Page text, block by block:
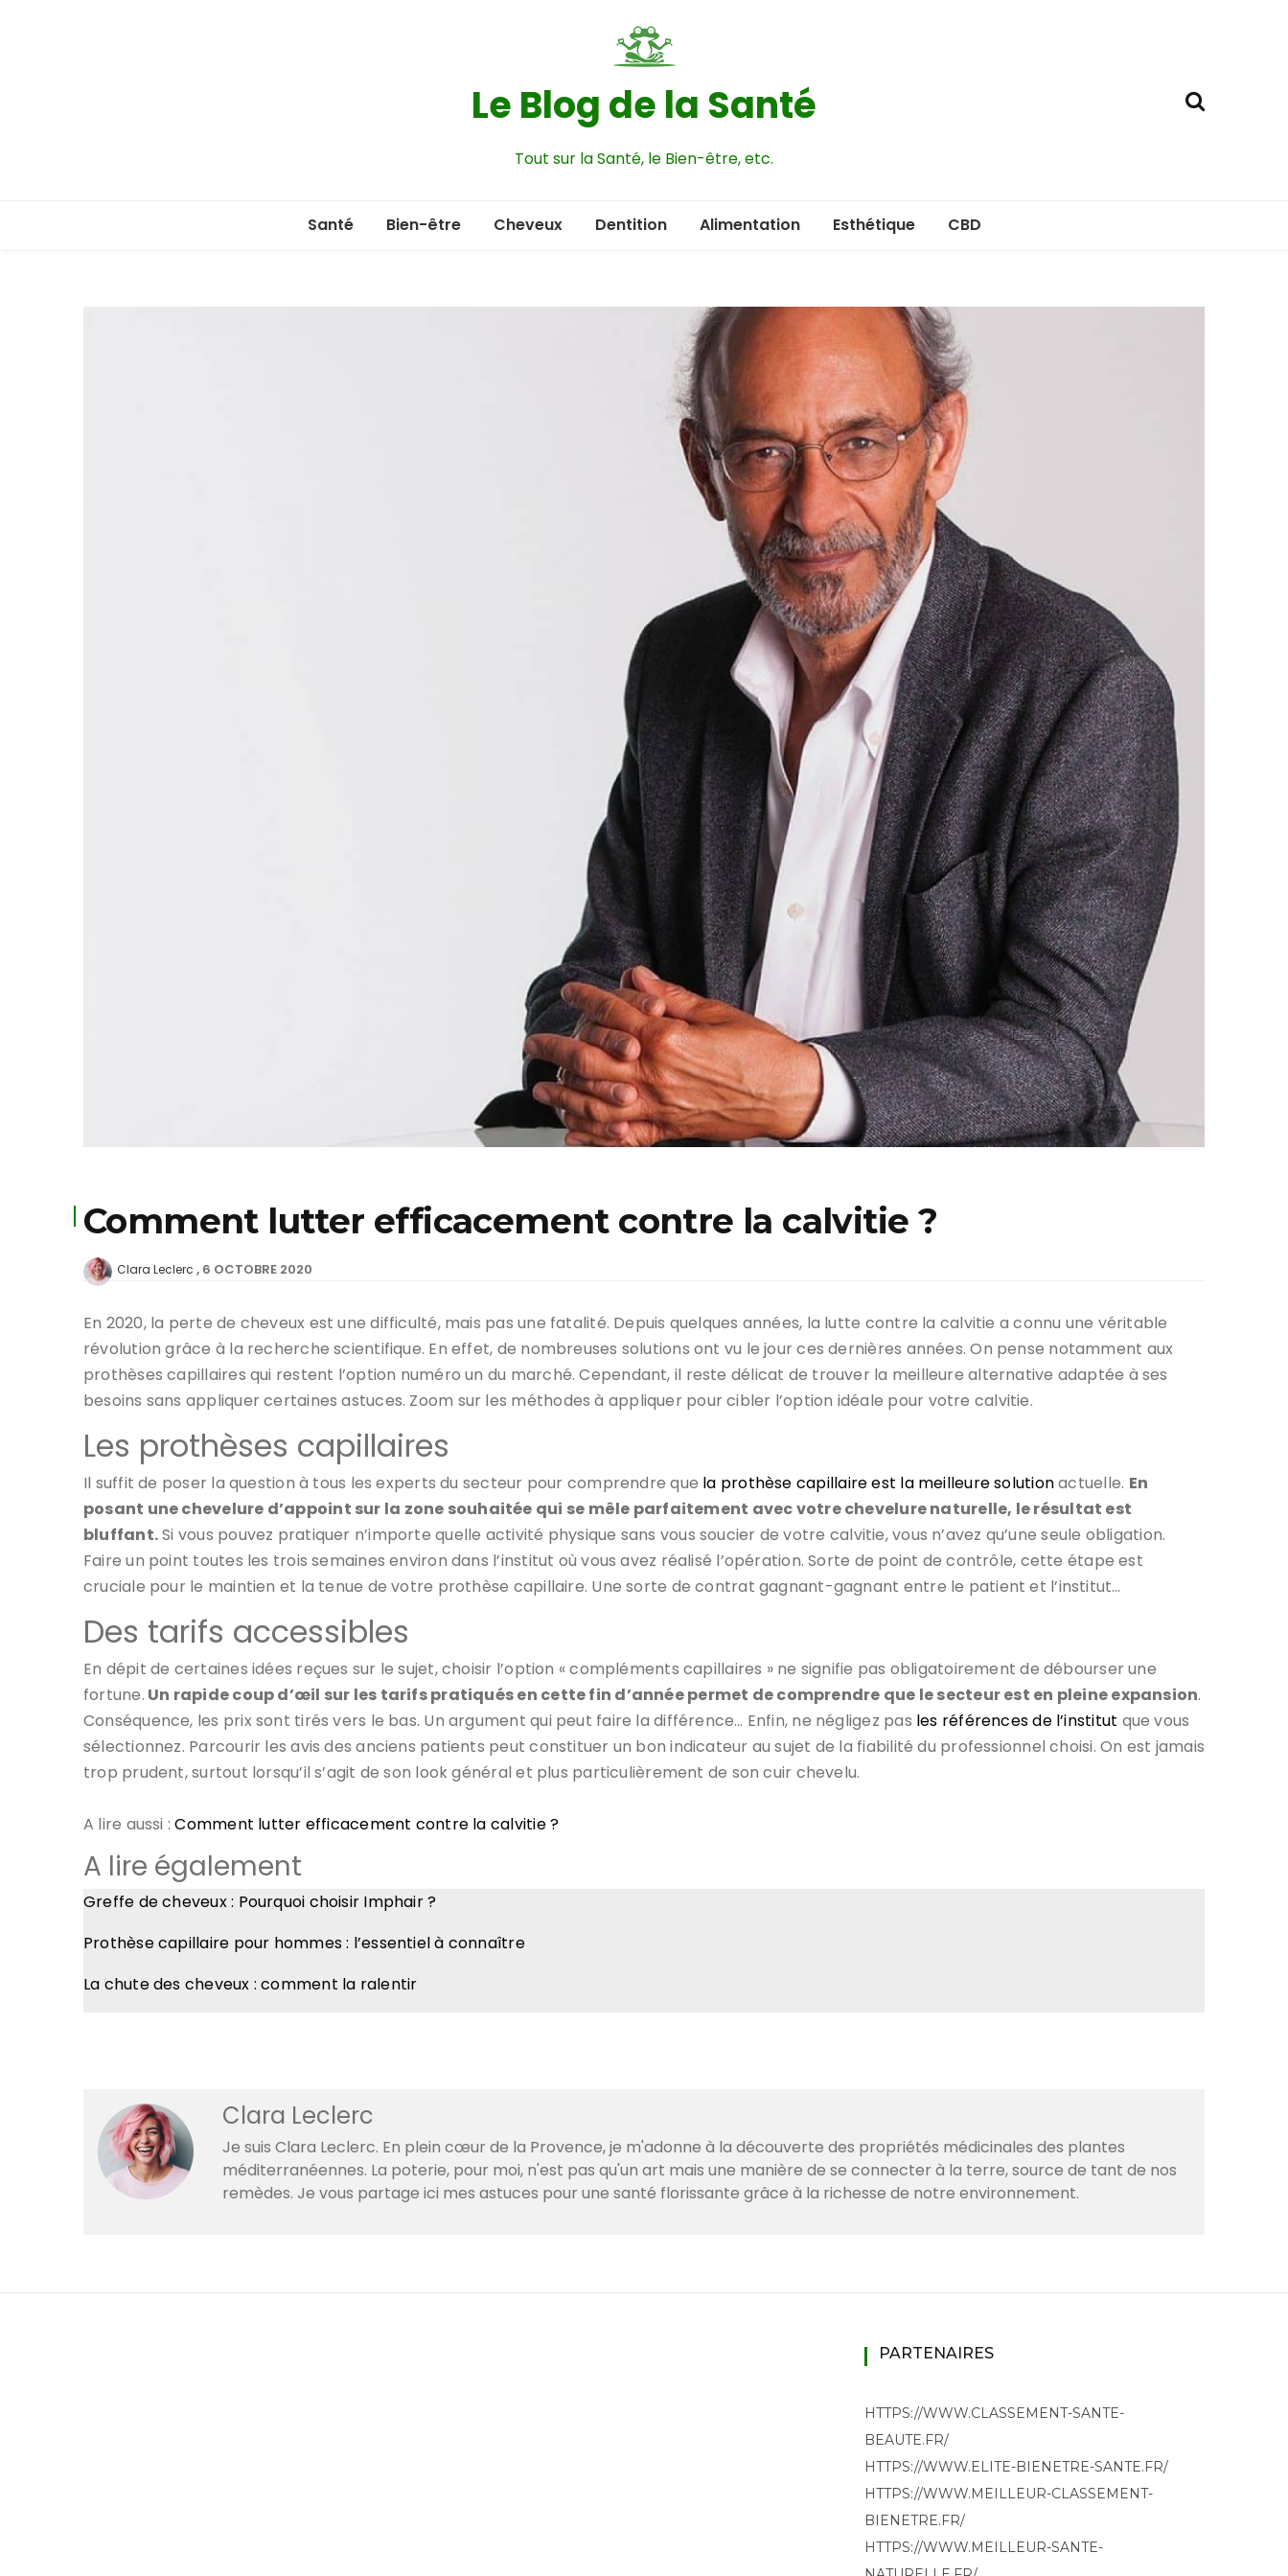
Le Blog de la Santé
Tout sur la Santé, le Bien-être, etc.
Santé Bien-être Cheveux Dentition Alimentation Esthétique CBD
Comment lutter efficacement contre la calvitie ?
Clara Leclerc 6 OCTOBRE 2020
En 2020, la perte de cheveux est une difficulté, mais pas une fatalité. Depuis quelques années, la lutte contre la calvitie a connu une véritable
révolution grâce à la recherche scientifique. En effet, de nombreuses solutions ont vu le jour ces dernières années. On pense notamment aux
prothèses capillaires qui restent l’option numéro un du marché. Cependant, il reste délicat de trouver la meilleure alternative adaptée à ses
besoins sans appliquer certaines astuces. Zoom sur les méthodes à appliquer pour cibler l’option idéale pour votre calvitie.
Les prothèses capillaires
Il suffit de poser la question à tous les experts du secteur pour comprendre que la prothèse capillaire est la meilleure solutionactuelle. En
posant une chevelure d’appoint sur la zone souhaitée qui se mêle parfaitement avec votre chevelure naturelle, le résultat est
bluffant.Si vous pouvez pratiquer n’importe quelle activité physique sans vous soucier de votre calvitie, vous n’avez qu’une seule obligation.
Faire un point toutes les trois semaines environ dans l’institut où vous avez réalisé l’opération. Sorte de point de contrôle, cette étape est
cruciale pour le maintien et la tenue de votre prothèse capillaire. Une sorte de contrat gagnant-gagnant entre le patient et l’institut…
Des tarifs accessibles
En dépit de certaines idées reçues sur le sujet, choisir l’option « compléments capillaires » ne signifie pas obligatoirement de débourser une
fortune. Un rapide coup d’œil sur les tarifs pratiqués en cette fin d’année permet de comprendre que le secteur est en pleine expansion.
Conséquence, les prix sont tirés vers le bas. Un argument qui peut faire la différence… Enfin, ne négligez pas les références de l’institut que vous
sélectionnez. Parcourir les avis des anciens patients peut constituer un bon indicateur au sujet de la fiabilité du professionnel choisi. On est jamais
trop prudent, surtout lorsqu’il s’agit de son look général et plus particulièrement de son cuir chevelu.
A lire aussi :Comment lutter efficacement contre la calvitie ?
A lire également
Greffe de cheveux : Pourquoi choisir Imphair ?
Prothèse capillaire pour hommes : l’essentiel à connaître
La chute des cheveux : comment la ralentir
Clara Leclerc
Je suis Clara Leclerc. En plein cœur de la Provence, je m'adonne à la découverte des propriétés médicinales des plantes
méditerranéennes. La poterie, pour moi, n'est pas qu'un art mais une manière de se connecter à la terre, source de tant de nos
remèdes. Je vous partage ici mes astuces pour une santé florissante grâce à la richesse de notre environnement.
PARTENAIRES
HTTPS://WWW.CLASSEMENT-SANTE-
BEAUTE.FR/
HTTPS://WWW.ELITE-BIENETRE-SANTE.FR/
HTTPS://WWW.MEILLEUR-CLASSEMENT-
BIENETRE.FR/
HTTPS://WWW.MEILLEUR-SANTE-